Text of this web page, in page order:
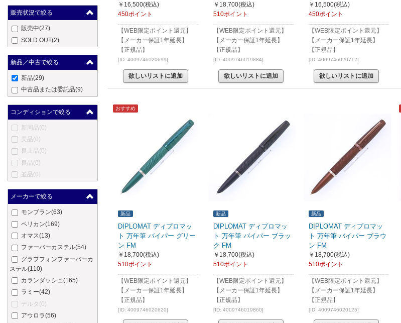
￥16,500(税込)
450ポイント
【WEB限定ポイント還元】
【メーカー保証1年延長】
【正規品】
[ID: 4009746020699]
欲しいリストに追加
￥18,700(税込)
510ポイント
【WEB限定ポイント還元】
【メーカー保証1年延長】
【正規品】
[ID: 4009746019884]
欲しいリストに追加
￥16,500(税込)
450ポイント
【WEB限定ポイント還元】
【メーカー保証1年延長】
【正規品】
[ID: 4009746020712]
欲しいリストに追加
新品
おすすめ
DIPLOMAT ディプロマッ
ト 万年筆 バイパー グリー
ン FM
￥18,700(税込)
510ポイント
【WEB限定ポイント還元】
【メーカー保証1年延長】
【正規品】
[ID: 4009746020620]
新品
DIPLOMAT ディプロマッ
ト 万年筆 バイパー ブラッ
ク FM
￥18,700(税込)
510ポイント
【WEB限定ポイント還元】
【メーカー保証1年延長】
【正規品】
[ID: 4009746019860]
新品
DIPLOMAT ディプロマッ
ト 万年筆 バイパー ブラウ
ン FM
￥18,700(税込)
510ポイント
【WEB限定ポイント還元】
【メーカー保証1年延長】
【正規品】
[ID: 4009746020125]
販売状況で絞る
販売中(27)
SOLD OUT(2)
新品／中古で絞る
新品(29)
中古品または委託品(9)
コンディションで絞る
新同品(0)
美品(0)
良上品(0)
良品(0)
並品(0)
メーカーで絞る
モンブラン(63)
ペリカン(169)
オマス(13)
ファーバーカステル(54)
グラフフォンファーバーカ
ステル(110)
カランダッシュ(165)
ラミー(42)
デルタ (0)
アウロラ(56)